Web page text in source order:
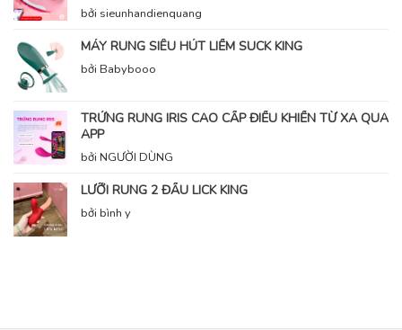
bởi sieunhandienquang
MÁY RUNG SIÊU HÚT LIẾM SUCK KING
bởi Babybooo
TRỨNG RUNG IRIS CAO CẤP ĐIỀU KHIỂN TỪ XA QUA
APP
bởi NGƯỜI DÙNG
LƯỠI RUNG 2 ĐẦU LICK KING
bởi bình y